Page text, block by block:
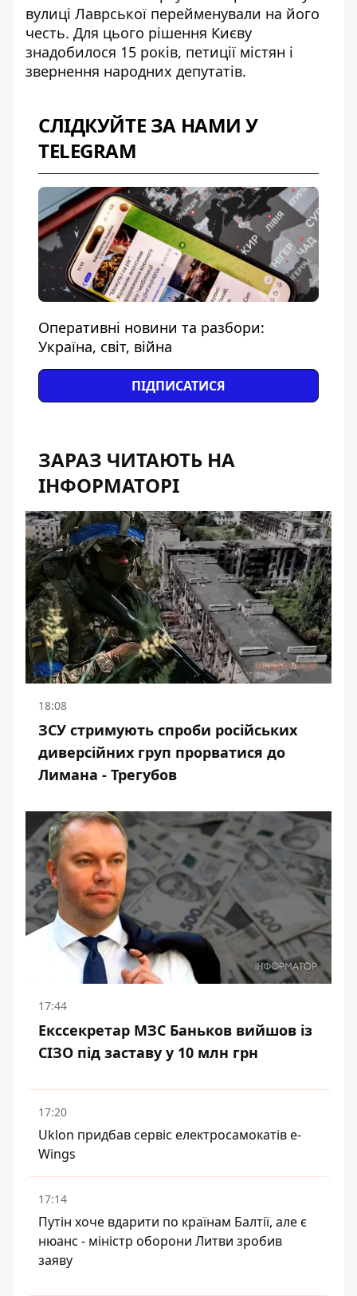
вулиці Лаврської перейменували на його
честь. Для цього рішення Києву
знадобилося 15 років, петиції містян і
звернення народних депутатів.
СЛІДКУЙТЕ ЗА НАМИ У
TELEGRAM
Оперативні новини та разбори:
Україна, світ, війна
ПІДПИСАТИСЯ
ЗАРАЗ ЧИТАЮТЬ НА
ІНФОРМАТОРІ
18:08
ЗСУ стримують спроби російських
диверсійних груп прорватися до
Лимана - Трегубов
17:44
Екссекретар МЗС Баньков вийшов із
СІЗО під заставу у 10 млн грн
17:20
Uklon придбав сервіс електросамокатів e-
Wings
17:14
Путін хоче вдарити по країнам Балтії, але є
нюанс - міністр оборони Литви зробив
заяву